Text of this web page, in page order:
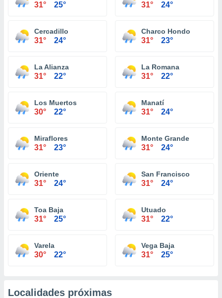
31° 25° 31° 24°
Cercadillo
31° 24°
Charco Hondo
31° 23°
La Alianza
31° 22°
La Romana
31° 22°
Los Muertos
30° 22°
Manatí
31° 24°
Miraflores
31° 23°
Monte Grande
31° 24°
Oriente
31° 24°
San Francisco
31° 24°
Toa Baja
31° 25°
Utuado
31° 22°
Varela
30° 22°
Vega Baja
31° 25°
Localidades próximas